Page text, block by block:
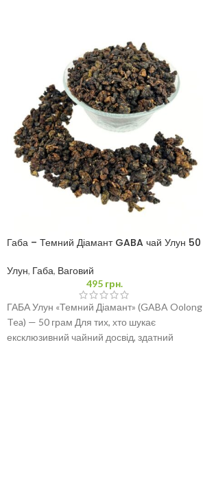
Габа – Темний Діамант GABA чай Улун 50
Улун, Габа, Ваговий
495 грн.
ГАБА Улун «Темний Діамант» (GABA Oolong
Tea) — 50 грам Для тих, хто шукає
ексклюзивний чайний досвід, здатний